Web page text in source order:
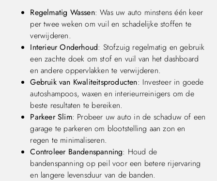
Regelmatig Wassen: Was uw auto minstens één keer
per twee weken om vuil en schadelijke stoffen te
verwijderen.
Interieur Onderhoud: Stofzuig regelmatig en gebruik
een zachte doek om stof en vuil van het dashboard
en andere oppervlakken te verwijderen.
Gebruik van Kwaliteitsproducten: Investeer in goede
autoshampoos, waxen en interieurreinigers om de
beste resultaten te bereiken.
Parkeer Slim: Probeer uw auto in de schaduw of een
garage te parkeren om blootstelling aan zon en
regen te minimaliseren.
Controleer Bandenspanning: Houd de
bandenspanning op peil voor een betere rijervaring
en langere levensduur van de banden.